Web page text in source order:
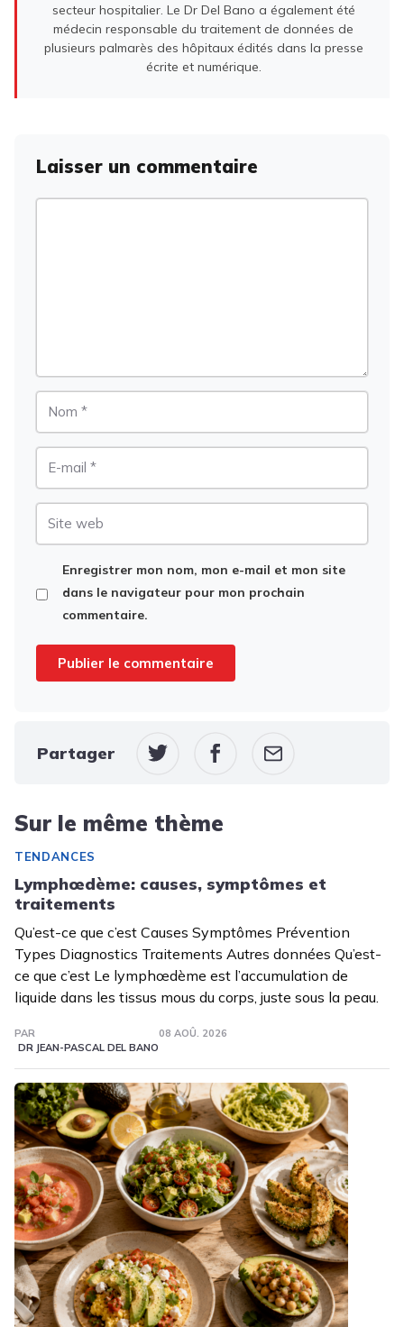
secteur hospitalier. Le Dr Del Bano a également été
médecin responsable du traitement de données de
plusieurs palmarès des hôpitaux édités dans la presse
écrite et numérique.
Laisser un commentaire
Enregistrer mon nom, mon e-mail et mon site
dans le navigateur pour mon prochain
commentaire.
Partager
Sur le même thème
TENDANCES
Lymphœdème: causes, symptômes et
traitements
Qu’est-ce que c’est Causes Symptômes Prévention
Types Diagnostics Traitements Autres données Qu’est-
ce que c’est Le lymphœdème est l’accumulation de
liquide dans les tissus mous du corps, juste sous la peau.
PAR
DR JEAN-PASCAL DEL BANO
08 AOÛ. 2026